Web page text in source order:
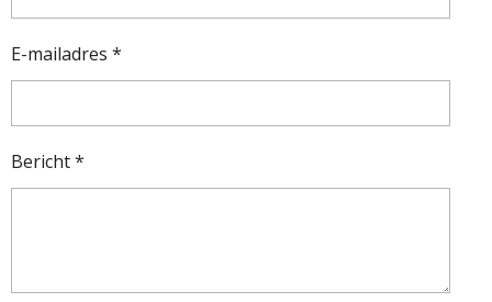
E-mailadres *
Bericht *